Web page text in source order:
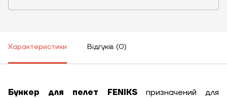
Характеристики Відгуків (0)
Бункер для пелет FENIKSпризначений для